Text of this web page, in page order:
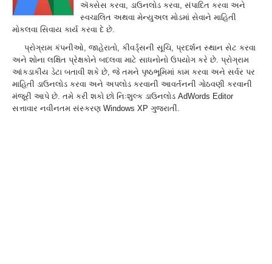
ઍક્સેસ કરવા, ડાઉનલોડ કરવા, સંપાદિત કરવા અને
સ્વચાલિત અથવા મેન્યુઅલ મોડમાં સેવાને માહિતી
મોકલવા સિવાય કાર્ય કરવા દે છે.
પ્રોગ્રામ કંપનીઓ, જાહેરાતો, કીવર્ડ્સની સૂચિ, પ્રદર્શન સ્થાન સેટ કરવા
અને શોના લક્ષિત પ્રેક્ષકોને બદલવા માટે સાધનોનો ઉપયોગ કરે છે. પ્રોગ્રામ
આંકડાકીય ડેટા બતાવી શકે છે, જે તમને પૃષ્ઠભૂમિમાં કામ કરવા અને સર્વર પર
માહિતી ડાઉનલોડ કરવા અને અપલોડ કરવાની આવર્તનની ગોઠવણી કરવાની
મંજૂરી આપે છે. તમે કરી શકો છો નિઃશુલ્ક ડાઉનલોડ AdWords Editor
સત્તાવાર નવીનતમ સંસ્કરણ Windows XP ગુજરાતીં.